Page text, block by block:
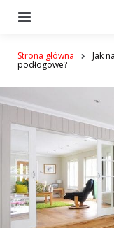
Strona główna Jak
podłogowe?